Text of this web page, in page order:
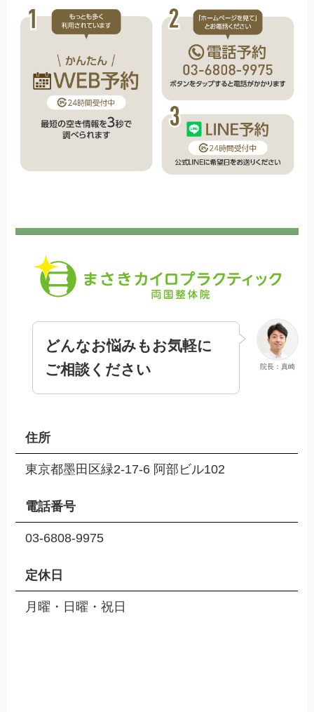
院長：真崎
どんなお悩みもお気軽に
ご相談ください
住所
東京都墨田区緑2-17-6 阿部ビル102
電話番号
03-6808-9975
定休日
月曜・日曜・祝日